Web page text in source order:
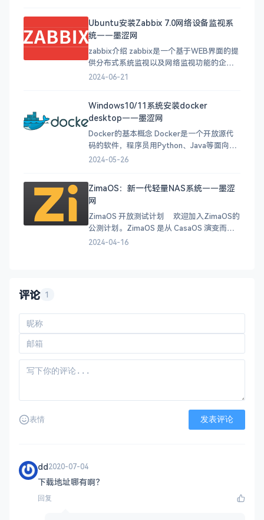
Zabbix Agents能够采集本
Ubuntu安装Zabbix 7.0网络设备监视系
统——墨涩网
zabbix介绍 zabbix是一个基于WEB界面的提
供分布式系统监视以及网络监视功能的企业
级的开源解决方案。 zabbix能监视各种网络
决存在的各种问题。 zabbix由2部分构成，
zabbix server与可选
2024-06-21
Windows10/11系统安装docker
desktop——墨涩网
Docker的基本概念 Docker是一个开放源代
码的软件，程序员用Python、Java等面向对
象的语言能够设计出产品，为什么还要使用
在不同的系统环境去调用它，是一件很费时
费力的事情。那么这个时候Docker就派上用
场了
2024-05-26
ZimaOS：新一代轻量NAS系统——墨涩
网
ZimaOS 开放测试计划 欢迎加入ZimaOS的
公测计划。ZimaOS 是从 CasaOS 演变而来
的，我们构建了 ZimaOS 的发布版本，以获
2024-04-16
评论 1
表情 发表评论
dd2020-07-04
下载地址哪有啊？
回复